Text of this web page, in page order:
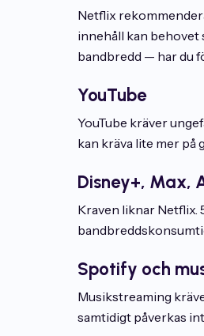
Netflix
innehåll kan behovet
bandbredd — har du
YouTube
YouTube kräver
kan kräva lite mer på
Disney+, Max,
Kraven liknar Netflix.
Spotify och
Musikstreaming
samtidigt påverkas